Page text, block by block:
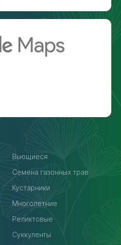
Вьющиеся
Семена газонных трав
Кустарники
Многолетние
Реликтовые
Суккуленты